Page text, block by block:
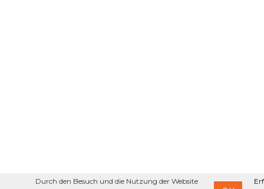
Durch den Besuch und die Nutzung der Website